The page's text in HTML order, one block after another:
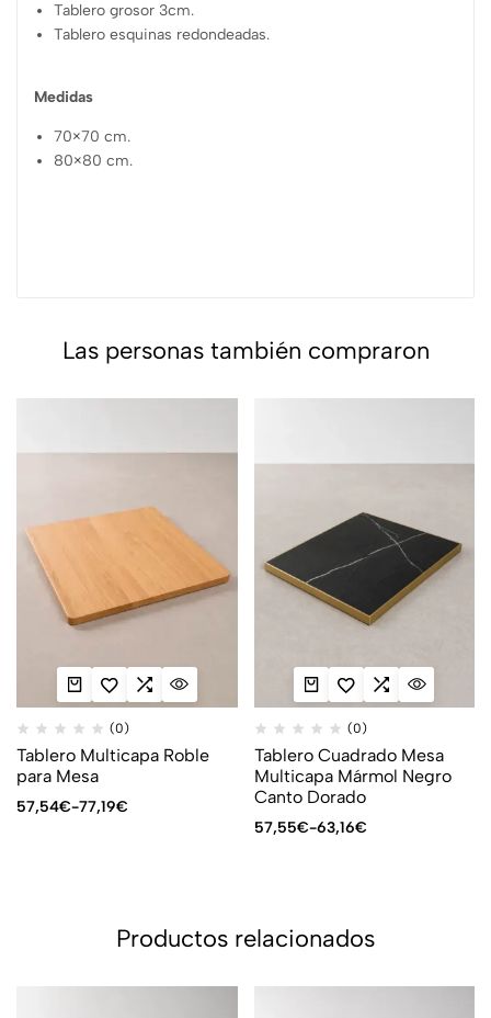
Tablero grosor 3cm.
Tablero esquinas redondeadas.
Medidas
70×70 cm.
80×80 cm.
Las personas también compraron
(0)
Tablero Multicapa Roble
para Mesa
57,54€-77,19€
(0)
Tablero Cuadrado Mesa
Multicapa Mármol Negro
Canto Dorado
57,55€-63,16€
Productos relacionados